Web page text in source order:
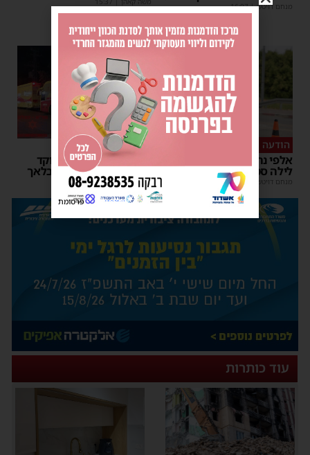
מנחם דויטש |
16:07
הודעה לנהגים
אלפי נהגים יושפעו: עבודות
לילה סמוך לאשדוד
מנחם דויטש 11:10
כל טיפה מצילה
אשדוד מצילה חיים: מוקד
התרמת דם ליד השטיבלאך
משה קאהן |
11:05
עוד כותרות
פרסומת